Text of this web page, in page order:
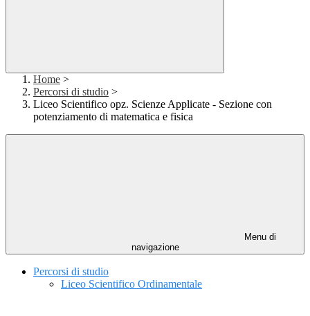
Home >
Percorsi di studio >
Liceo Scientifico opz. Scienze Applicate - Sezione con
potenziamento di matematica e fisica
Menu di
navigazione
Percorsi di studio
Liceo Scientifico Ordinamentale